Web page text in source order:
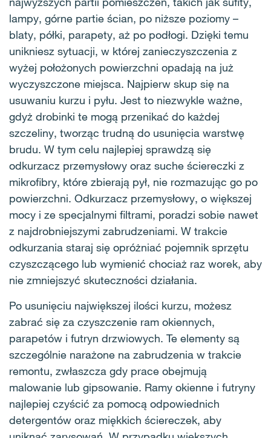
lampy, górne partie ścian, po niższe poziomy –
blaty, półki, parapety, aż po podłogi. Dzięki temu
unikniesz sytuacji, w której zanieczyszczenia z
wyżej położonych powierzchni opadają na już
wyczyszczone miejsca. Najpierw skup się na
usuwaniu kurzu i pyłu. Jest to niezwykle ważne,
gdyż drobinki te mogą przenikać do każdej
szczeliny, tworząc trudną do usunięcia warstwę
brudu. W tym celu najlepiej sprawdzą się
odkurzacz przemysłowy oraz suche ściereczki z
mikrofibry, które zbierają pył, nie rozmazując go po
powierzchni. Odkurzacz przemysłowy, o większej
mocy i ze specjalnymi filtrami, poradzi sobie nawet
z najdrobniejszymi zabrudzeniami. W trakcie
odkurzania staraj się opróżniać pojemnik sprzętu
czyszczącego lub wymienić chociaż raz worek, aby
nie zmniejszyć skuteczności działania.
Po usunięciu największej ilości kurzu, możesz
zabrać się za czyszczenie ram okiennych,
parapetów i futryn drzwiowych. Te elementy są
szczególnie narażone na zabrudzenia w trakcie
remontu, zwłaszcza gdy prace obejmują
malowanie lub gipsowanie. Ramy okienne i futryny
najlepiej czyścić za pomocą odpowiednich
detergentów oraz miękkich ściereczek, aby